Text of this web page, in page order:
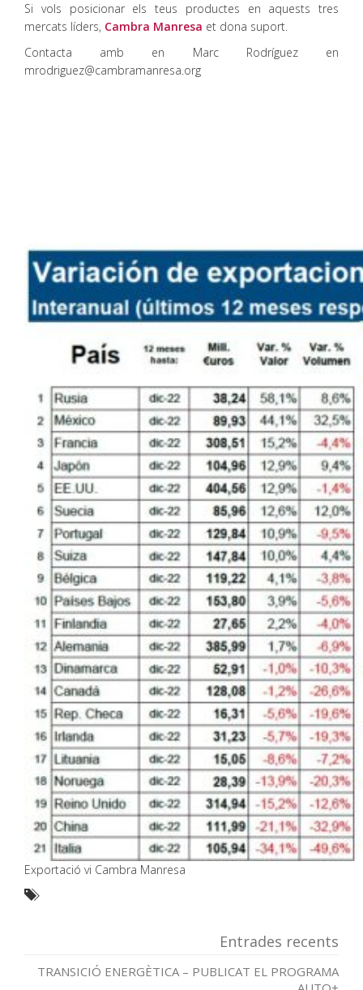
Si vols posicionar els teus productes en aquests tres
mercats líders, Cambra Manresa et dona suport.
Contacta amb en Marc Rodríguez en
mrodriguez@cambramanresa.org
Exportació vi Cambra Manresa
Entrades recents
TRANSICIÓ ENERGÈTICA – PUBLICAT EL PROGRAMA